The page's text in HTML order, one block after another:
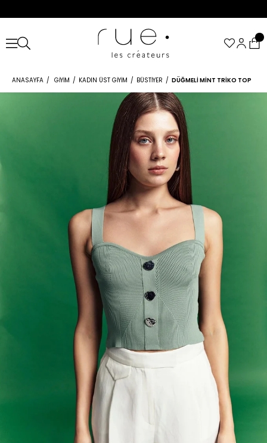
ANASAYFA GIYIM KADIN ÜST GIYIM BÜSTIYER DÜĞMELI MINT TRIKO TOP